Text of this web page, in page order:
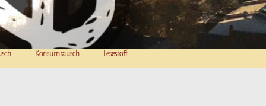
Konsumrausch Lesestoff